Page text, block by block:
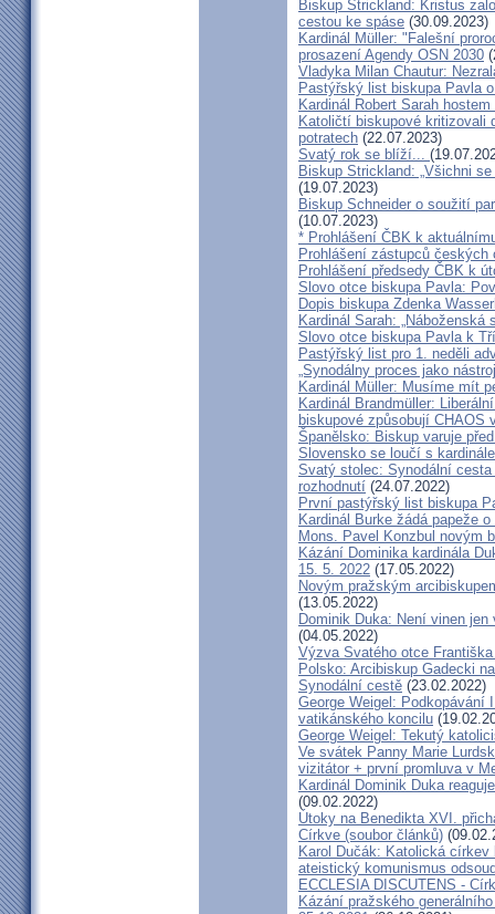
Biskup Strickland: Kristus
cestou ke spáse (30.09.2023)
Kardinál Müller: "Falešní
prosazení Agendy OSN 2030
Vladyka Milan Chautur:
Pastýřský list biskupa Pavla
Kardinál Robert Sarah
Katoličtí biskupové kritizovali
potratech (22.07.2023)
Svatý rok se blíží...
Biskup Strickland: „Všichni
(19.07.2023)
Biskup Schneider o soužití
(10.07.2023)
* Prohlášení ČBK k
Prohlášení zástupců
Prohlášení předsedy ČBK k
Slovo otce biskupa Pavla:
Dopis biskupa Zdenka
Kardinál Sarah: „Náboženská
Slovo otce biskupa Pavla k
Pastýřský list pro 1. neděli
„Synodálny proces jako
Kardinál Müller: Musíme mít
Kardinál Brandmüller:
biskupové způsobují CHAOS
Španělsko: Biskup varuje
Slovensko se loučí s
Svatý stolec: Synodální
rozhodnutí (24.07.2022)
První pastýřský list biskupa
Kardinál Burke žádá papeže
Mons. Pavel Konzbul novým
Kázání Dominika kardinála
15. 5. 2022 (17.05.2022)
Novým pražským
(13.05.2022)
Dominik Duka: Není vinen
(04.05.2022)
Výzva Svatého otce
Polsko: Arcibiskup Gadecki
Synodální cestě (23.02.2022)
George Weigel: Podkopávání
vatikánského koncilu
George Weigel: Tekutý
Ve svátek Panny Marie
vizitátor + první promluva v
Kardinál Dominik Duka
(09.02.2022)
Útoky na Benedikta XVI.
Církve (soubor článků)
Karol Dučák: Katolická církev
ateistický komunismus
ECCLESIA DISCUTENS -
Kázání pražského